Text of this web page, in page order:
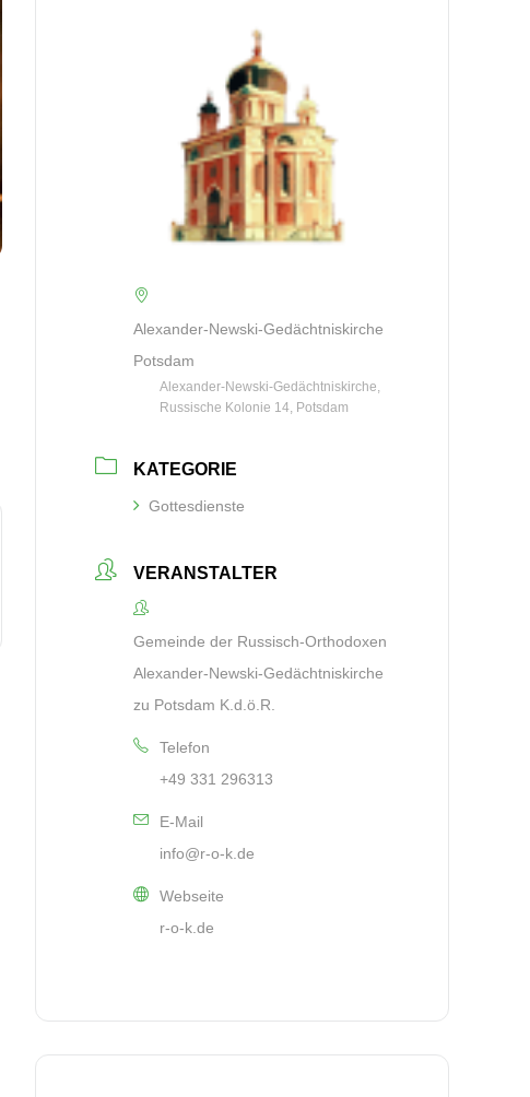
Alexander-Newski-Gedächtniskirche
Potsdam
Alexander-Newski-Gedächtniskirche,
Russische Kolonie 14, Potsdam
KATEGORIE
Gottesdienste
VERANSTALTER
Gemeinde der Russisch-Orthodoxen
Alexander-Newski-Gedächtniskirche
zu Potsdam K.d.ö.R.
Telefon
+49 331 296313
E-Mail
info@r-o-k.de
Webseite
r-o-k.de